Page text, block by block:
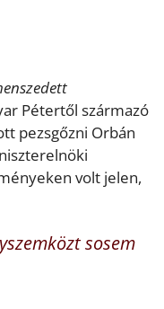
Pétertől származó
pezsgőzni Orbán
volt jelen,
sosem